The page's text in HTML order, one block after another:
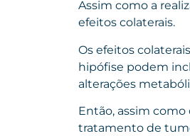
Assim como a
efeitos colaterais.
Os efeitos
hipófise podem
alterações
Então, assim
tratamento de